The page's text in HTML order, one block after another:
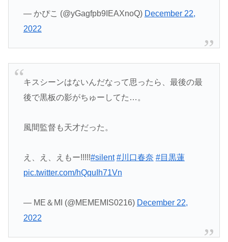
— かぴこ (@yGagfpb9IEAXnoQ) December 22,
2022
キスシーンはないんだなって思ったら、最後の最
後で黒板の影がちゅーしてた…。
風間監督も天才だった。
え、え、えもー!!!!!#silent #川口春奈 #目黒蓮
pic.twitter.com/hQquIh71Vn
— ME＆MI (@MEMEMIS0216) December 22,
2022